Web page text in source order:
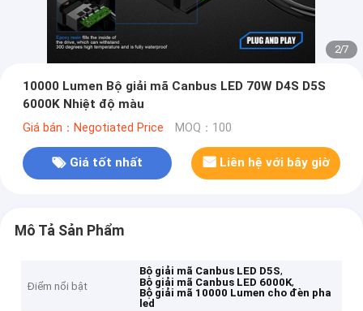
2/7
10000 Lumen Bộ giải mã Canbus LED 70W D4S D5S
6000K Nhiệt độ màu
Giá bán：Negotiated Price MOQ：100
Giá tốt nhất Liên hệ với bây giờ
Mô Tả Sản Phẩm
Điểm nổi bật
Bộ giải mã Canbus LED D5S,
Bộ giải mã Canbus LED 6000K,
Bộ giải mã 10000 Lumen cho đèn pha
led